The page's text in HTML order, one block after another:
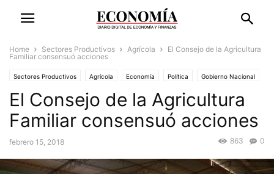
Home Sectores Productivos Agrícola
El Consejo de la Agricultura
Familiar consensuó acciones
Sectores Productivos Agrícola Economía Política Gobierno Nacional
Negocios
El Consejo de la Agricultura
Familiar consensuó acciones
febrero 15, 2018 0
863